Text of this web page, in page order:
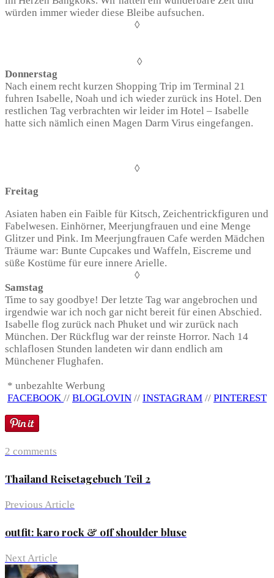
würden immer wieder diese Bleibe aufsuchen.
◊
◊
Donnerstag
Nach einem recht kurzen Shopping Trip im Terminal 21
fuhren Isabelle, Noah und ich wieder zurück ins Hotel. Den
restlichen Tag verbrachten wir leider im Hotel – Isabelle
hatte sich nämlich einen Magen Darm Virus eingefangen.
◊
Freitag
Asiaten haben ein Faible für Kitsch, Zeichentrickfiguren und
Fabelwesen. Einhörner, Meerjungfrauen und eine Menge
Glitzer und Pink. Im Meerjungfrauen Cafe werden Mädchen
Träume war: Bunte Cupcakes und Waffeln, Eiscreme und
süße Kostüme für eure innere Arielle.
◊
Samstag
Time to say goodbye! Der letzte Tag war angebrochen und
irgendwie war ich noch gar nicht bereit für einen Abschied.
Isabelle flog zurück nach Phuket und wir zurück nach
München. Der Rückflug war der reinste Horror. Nach 14
schlaflosen Stunden landeten wir dann endlich am
Münchener Flughafen.
* unbezahlte Werbung
FACEBOOK // BLOGLOVIN // INSTAGRAM // PINTEREST
2 comments
Thailand Reisetagebuch Teil 2
Previous Article
outfit: karo rock & off shoulder bluse
Next Article